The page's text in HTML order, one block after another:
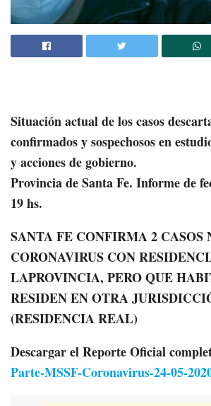
Situación actual de los casos
confirmados y sospechosos en
y acciones de gobierno.
Provincia de Santa Fe. Informe de
19 hs.
SANTA FE CONFIRMA 2 CASOS
CORONAVIRUS CON
LAPROVINCIA, PERO QUE
RESIDEN EN OTRA
(RESIDENCIA REAL)
Descargar el Reporte Oficial
Parte-MSSF-Coronavirus-24-05-